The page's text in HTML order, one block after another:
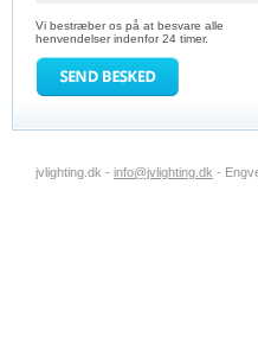
Vi bestræber os på at besvare alle
henvendelser indenfor 24 timer.
jvlighting.dk - info@jvlighting.dk -